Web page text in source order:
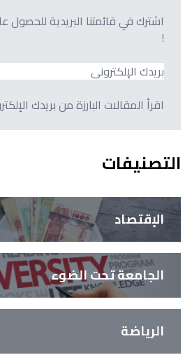
اشترك في قائمتنا البريدية للحصول
!
اقرأ المقالات البارزة من بريدك
التصنيفات
الإقتصاد
الجامعة تحت الضوء
الرياضة